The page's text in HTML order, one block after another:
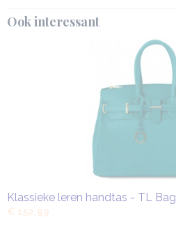
Ook interessant
Klassieke leren handtas - TL Bag
€ 152,99